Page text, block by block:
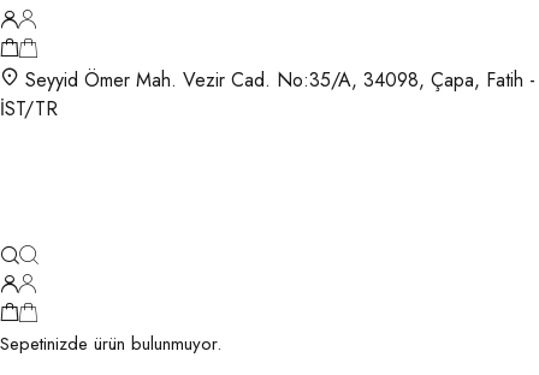
Seyyid Ömer Mah. Vezir Cad. No:35/A, 34098, Çapa, Fatih -
İST/TR
Sepetinizde ürün bulunmuyor.